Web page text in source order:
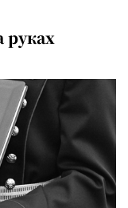
руках